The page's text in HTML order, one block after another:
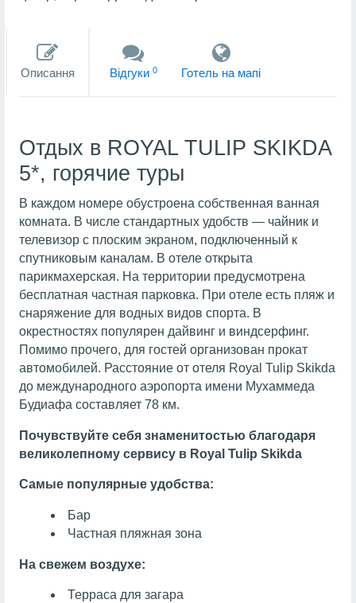
Описання Вiдгуки 0 Готель на мапi
Отдых в ROYAL TULIP SKIKDA
5*, горячие туры
В каждом номере обустроена собственная ванная
комната. В числе стандартных удобств — чайник и
телевизор с плоским экраном, подключенный к
спутниковым каналам. В отеле открыта
парикмахерская. На территории предусмотрена
бесплатная частная парковка. При отеле есть пляж и
снаряжение для водных видов спорта. В
окрестностях популярен дайвинг и виндсерфинг.
Помимо прочего, для гостей организован прокат
автомобилей. Расстояние от отеля Royal Tulip Skikda
до международного аэропорта имени Мухаммеда
Будиафа составляет 78 км.
Почувствуйте себя знаменитостью благодаря
великолепному сервису в Royal Tulip Skikda
Самые популярные удобства:
Бар
Частная пляжная зона
На свежем воздухе:
Терраса для загара